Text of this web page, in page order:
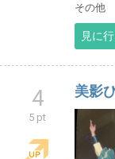
その他
見に行
4
5 pt
美影